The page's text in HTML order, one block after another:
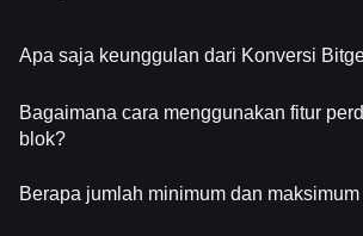
Apa saja keunggulan dari Konversi
Bagaimana cara menggunakan fitur
blok?
Berapa jumlah minimum dan